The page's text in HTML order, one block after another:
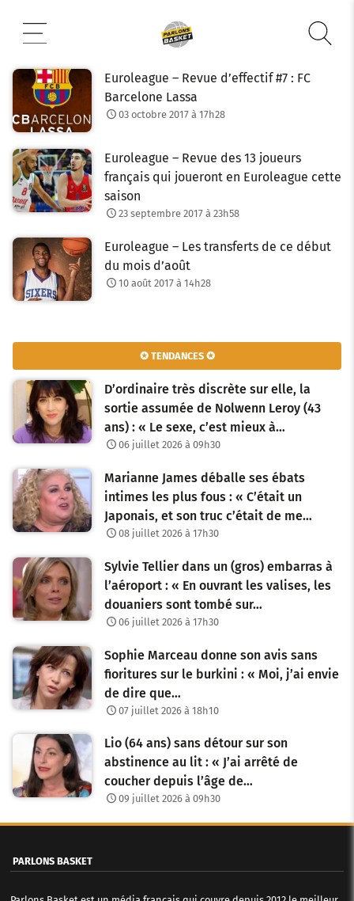
contenu
Euroleague – Revue d’effectif #7 : FC
Barcelone Lassa
03 octobre 2017 à 17h28
Euroleague – Revue des 13 joueurs
français qui joueront en Euroleague cette
saison
23 septembre 2017 à 23h58
Euroleague – Les transferts de ce début
du mois d’août
10 août 2017 à 14h28
✪ TENDANCES ✪
D’ordinaire très discrète sur elle, la
sortie assumée de Nolwenn Leroy (43
ans) : « Le sexe, c’est mieux à…
06 juillet 2026 à 09h30
Marianne James déballe ses ébats
intimes les plus fous : « C’était un
Japonais, et son truc c’était de me…
08 juillet 2026 à 17h30
Sylvie Tellier dans un (gros) embarras à
l’aéroport : « En ouvrant les valises, les
douaniers sont tombé sur…
06 juillet 2026 à 17h30
Sophie Marceau donne son avis sans
fioritures sur le burkini : « Moi, j’ai envie
de dire que…
07 juillet 2026 à 18h10
Lio (64 ans) sans détour sur son
abstinence au lit : « J’ai arrêté de
coucher depuis l’âge de…
09 juillet 2026 à 09h30
PARLONS BASKET